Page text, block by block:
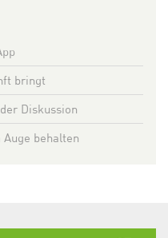
bringt
Diskussion
Auge behalten